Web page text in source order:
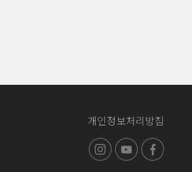
개인정보처리방침
인스타그램
유튜브페이